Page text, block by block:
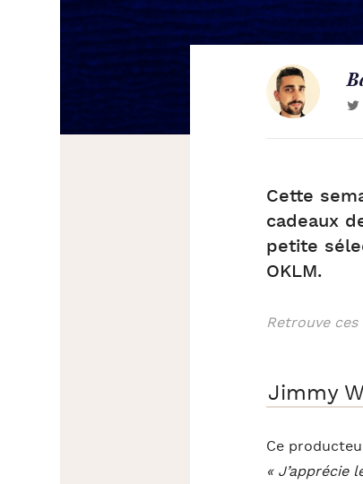
Cette
cadeaux
petite
OKLM.
Retrouve
Jimmy
Ce
« J’apprécie